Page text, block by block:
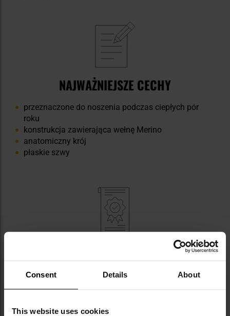
Consent Details About
This website uses cookies
NAJWAŻNIEJSZE CECHY
przeznaczone do noszenia podczas ciepłych pór
roku
konstrukcja zawierająca wełnę Merino
anatomiczny krój
płaskie szwy
Kolor: Black
Grubość nici: 1/32